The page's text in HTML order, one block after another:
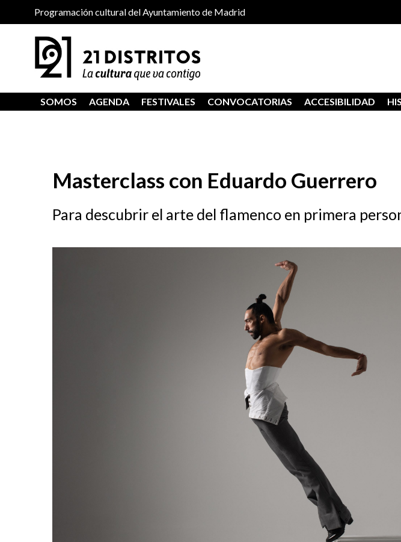
Programación cultural del Ayuntamiento de Madrid
SOMOS AGENDA FESTIVALES CONVOCATORIAS ACCESIBILIDAD
Masterclass con Eduardo Guerrero
Para descubrir el arte del flamenco en primera